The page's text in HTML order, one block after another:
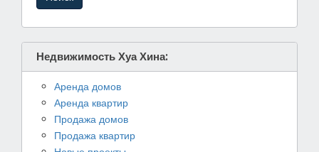
Недвижимость Хуа Хина:
Аренда домов
Аренда квартир
Продажа домов
Продажа квартир